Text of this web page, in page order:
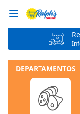
DEPARTAMENTOS